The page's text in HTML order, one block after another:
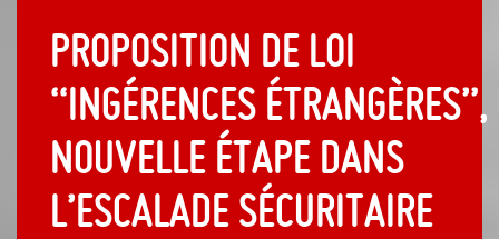
Proposition de loi
“ingérences étrangères”,
nouvelle étape dans
l’escalade sécuritaire